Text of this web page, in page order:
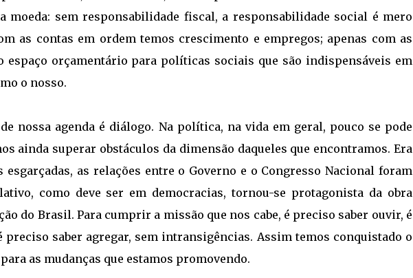
moeda: sem responsabilidade fiscal, a responsabilidade social é mero
as contas em ordem temos crescimento e empregos; apenas com as
espaço orçamentário para políticas sociais que são indispensáveis em
o nosso.
nossa agenda é diálogo. Na política, na vida em geral, pouco se pode
ainda superar obstáculos da dimensão daqueles que encontramos. Era
as relações entre o Governo e o Congresso Nacional foram
como deve ser em democracias, tornou-se protagonista da obra
do Brasil. Para cumprir a missão que nos cabe, é preciso saber ouvir, é
preciso saber agregar, sem intransigências. Assim temos conquistado o
as mudanças que estamos promovendo.